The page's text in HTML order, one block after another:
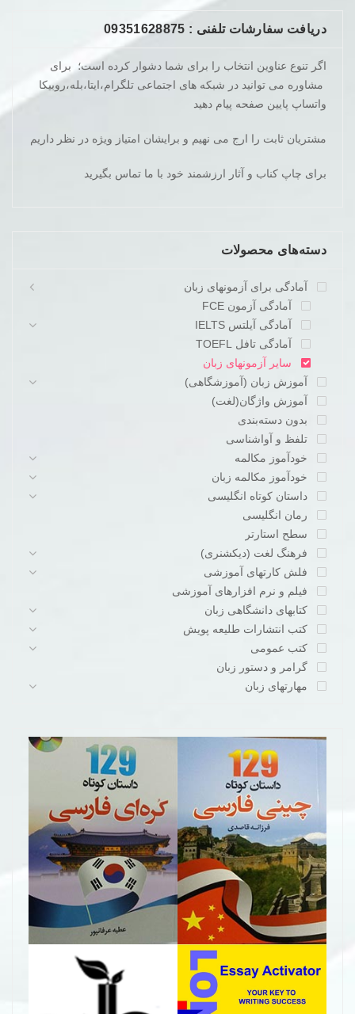
دریافت سفارشات تلفنی : 09351628875
اگر تنوع عناوین انتخاب را برای شما دشوار کرده است؛ برای
مشاوره می توانید در شبکه های اجتماعی تلگرام،ایتا،بله،روبیکا
واتساپ پایین صفحه پیام دهید
مشتریان ثابت را ارج می نهیم و برایشان امتیاز ویژه در نظر داریم
برای چاپ کناب و آثار ارزشمند خود با ما تماس بگیرید
دسته‌های محصولات
آمادگی برای آزمونهای زبان
آمادگی آزمون FCE
آمادگی آیلتس IELTS
آمادگی تافل TOEFL
سایر آزمونهای زبان
آموزش زبان (آموزشگاهی)
آموزش واژگان(لغت)
بدون دسته‌بندی
تلفظ و آواشناسی
خودآموز مکالمه
خودآموز مکالمه زبان
داستان کوتاه انگلیسی
رمان انگلیسی
سطح استارتر
فرهنگ لغت (دیکشنری)
فلش کارتهای آموزشی
فیلم و نرم افزارهای آموزشی
کتابهای دانشگاهی زبان
کتب انتشارات طلیعه پویش
کتب عمومی
گرامر و دستور زبان
مهارتهای زبان